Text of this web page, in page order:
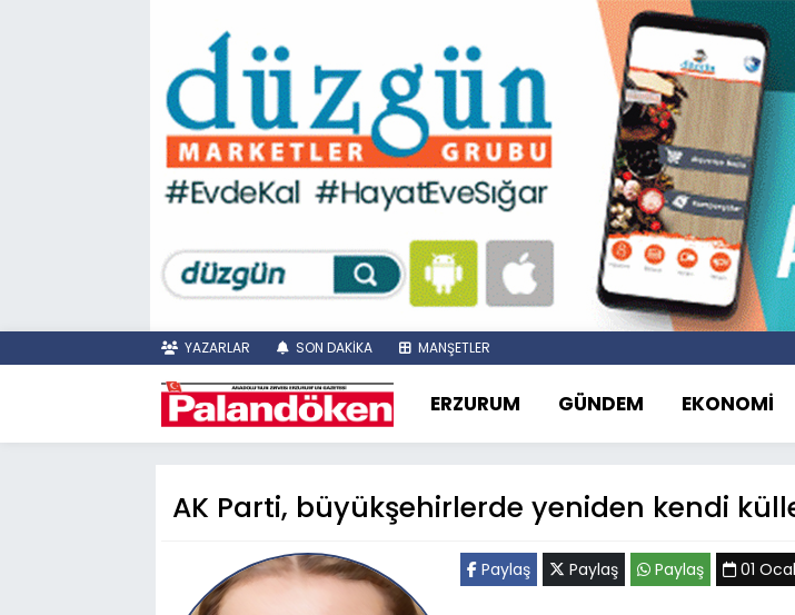
YAZARLAR SON DAKİKA MANŞETLER
ERZURUM GÜNDEM EKONOMİ
AK Parti, büyükşehirlerde yeniden kendi
Paylaş Paylaş Paylaş 01